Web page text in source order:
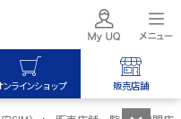
ンラインショップ 販売店舗